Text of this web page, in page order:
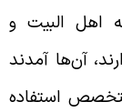
البیت و
آن‌ها آمدند
استفاده